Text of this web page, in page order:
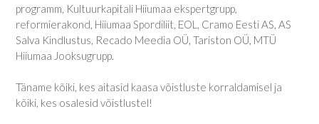
programm, Kultuurkapitali Hiiumaa ekspertgrupp,
reformierakond, Hiiumaa Spordiliit, EOL, Cramo Eesti AS, AS
Salva Kindlustus, Recado Meedia OÜ, Tariston OÜ, MTÜ
Hiiumaa Jooksugrupp.
Täname kõiki, kes aitasid kaasa võistluste korraldamisel ja
kõiki, kes osalesid võistlustel!